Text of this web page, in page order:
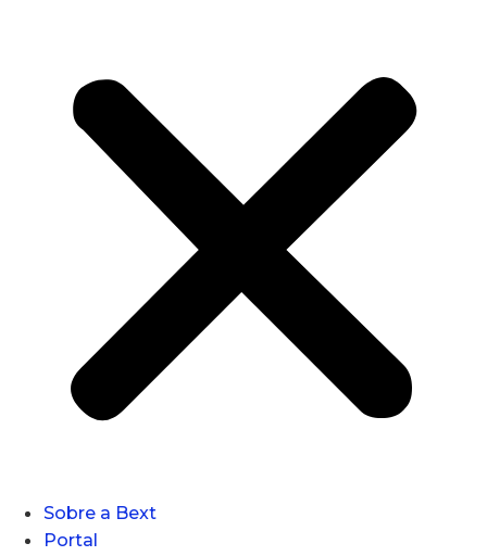
Sobre a Bext
Portal